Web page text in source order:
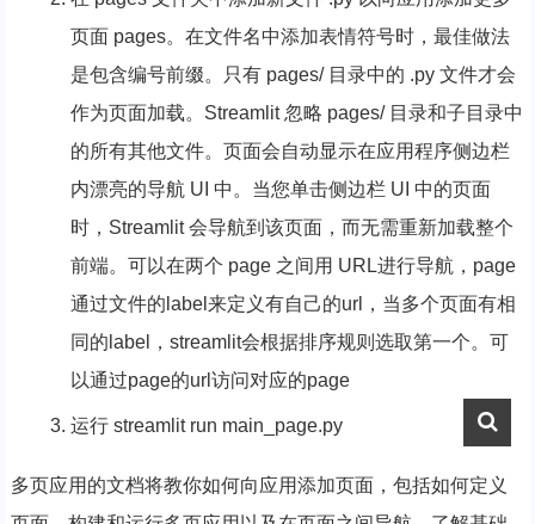
页面 pages。在文件名中添加表情符号时，最佳做法
是包含编号前缀。只有 pages/ 目录中的 .py 文件才会
作为页面加载。Streamlit 忽略 pages/ 目录和子目录中
的所有其他文件。页面会自动显示在应用程序侧边栏
内漂亮的导航 UI 中。当您单击侧边栏 UI 中的页面
时，Streamlit 会导航到该页面，而无需重新加载整个
前端。可以在两个 page 之间用 URL进行导航，page
通过文件的label来定义有自己的url，当多个页面有相
同的label，streamlit会根据排序规则选取第一个。可
以通过page的url访问对应的page
运行 streamlit run main_page.py
多页应用的文档将教你如何向应用添加页面，包括如何定义